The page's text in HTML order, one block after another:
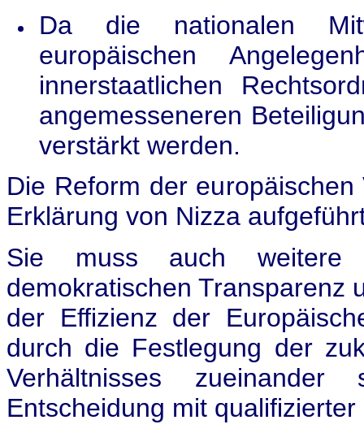
Da die nationalen
europäischen
innerstaatlichen
angemesseneren
verstärkt werden.
Die Reform der
Erklärung von Nizza
Sie muss auch weitere
demokratischen Transparenz
der Effizienz der
durch die Festlegung der
Verhältnisses
Entscheidung mit